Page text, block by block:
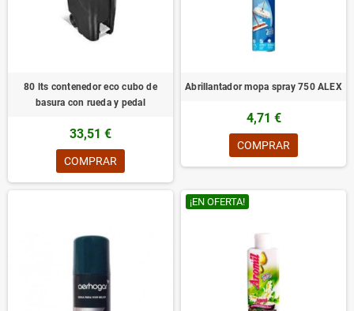
80 lts contenedor eco cubo de
basura con rueda y pedal
33,51 €
COMPRAR
Abrillantador mopa spray 750 ALEX
4,71 €
COMPRAR
¡EN OFERTA!